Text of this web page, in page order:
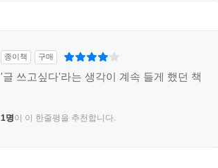
종이책 구매
'글 쓰고싶다'라는 생각이 계속 들게 했던 책
1명이 이 한줄평을 추천합니다.